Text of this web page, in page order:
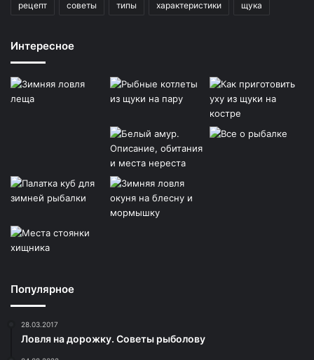
рецепт советы типы характеристики щука
Интересное
Популярное
28.03.2017
Ловля на дорожку. Советы рыболову